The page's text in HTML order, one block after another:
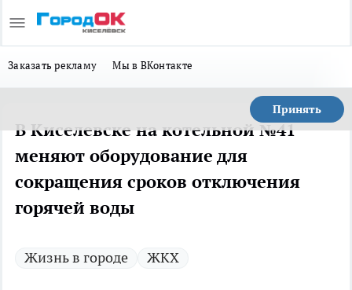
Заказать рекламу Мы в ВКонтакте
Принять
В Киселевске на котельной №41
меняют оборудование для
сокращения сроков отключения
горячей воды
Жизнь в городе ЖКХ